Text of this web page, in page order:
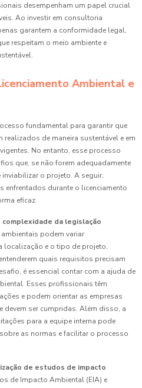
desempenham um papel crucial
Ao investir em consultoria
garantem a conformidade legal,
respeitam o meio ambiente e
Ambiental e
fundamental para garantir que
de maneira sustentável e em
No entanto, esse processo
que, se não forem adequadamente
o projeto. A seguir,
durante o licenciamento
eficaz.
complexidade da legislação
podem variar
localização e o tipo de projeto,
quais requisitos precisam
é essencial contar com a ajuda de
Esses profissionais têm
e podem orientar as empresas
devem ser cumpridas. Além disso, a
para a equipe interna pode
as normas e facilitar o processo
de estudos de impacto
de Impacto Ambiental (EIA) e